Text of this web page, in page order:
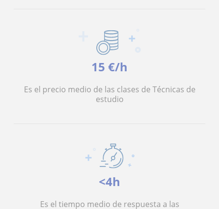
15 €/h
Es el precio medio de las clases de Técnicas de
estudio
<4h
Es el tiempo medio de respuesta a las